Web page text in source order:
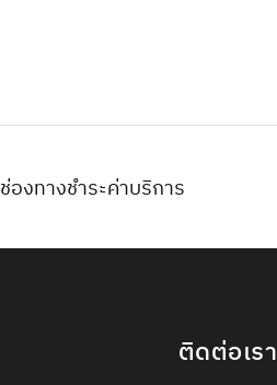
ช่องทางชำระค่าบริการ
ติดต่อเรา